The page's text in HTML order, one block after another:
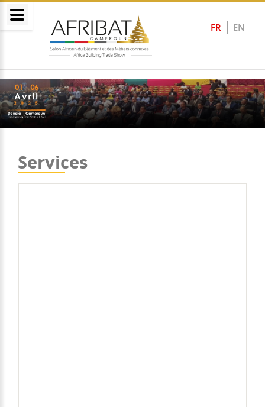
FR EN
Services